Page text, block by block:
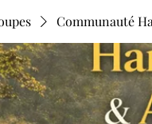
Communauté